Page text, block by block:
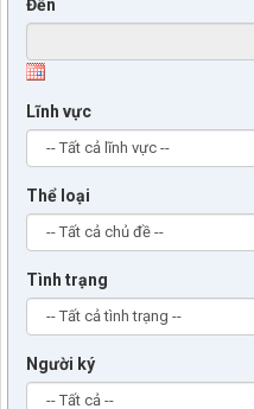
Đến
Lĩnh vực
Thể loại
Tình trạng
Người ký